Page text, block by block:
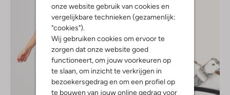
onze website gebruik van cookies en
vergelijkbare technieken (gezamenlijk:
"cookies").
Wij gebruiken cookies om ervoor te
zorgen dat onze website goed
functioneert, om jouw voorkeuren op
te slaan, om inzicht te verkrijgen in
bezoekersgedrag en om een profiel op
te bouwen van jouw online gedrag voor